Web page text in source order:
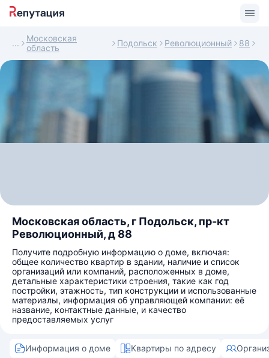
Московская
область
Подольск Революционный 88
Московская область, г Подольск, пр-кт
Революционный, д 88
Получите подробную информацию о доме, включая:
общее количество квартир в здании, наличие и список
организаций или компаний, расположенных в доме,
детальные характеристики строения, такие как год
постройки, этажность, тип конструкции и использованные
материалы, информация об управляющей компании: её
название, контактные данные, и качество
предоставляемых услуг
Информация о доме Квартиры по адресу